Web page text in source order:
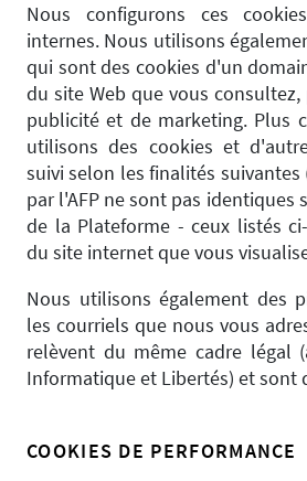
Nous configurons ces
internes. Nous utilisons
qui sont des cookies d'un
du site Web que vous
publicité et de marketing. Plus
utilisons des cookies et
suivi selon les finalités
par l'AFP ne sont pas identiques
de la Plateforme - ceux listés
du site internet que vous
Nous utilisons également des
les courriels que nous vous
relèvent du même cadre légal
Informatique et Libertés) et sont
COOKIES DE PERFORMANCE